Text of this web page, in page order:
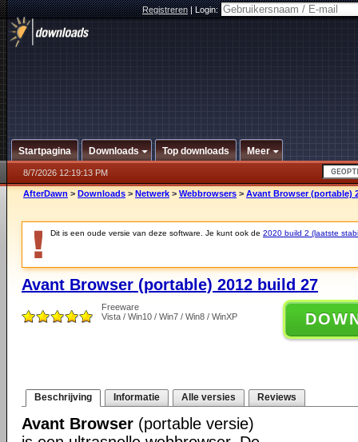
Registreren|Login:
Startpagina Downloads Top downloads Meer
8/7/2026 12:19:13 PM
AfterDawn > Downloads > Netwerk > Webbrowsers > Avant Browser (portable)
Dit is een oude versie van deze software. Je kunt ook de 2020 build 2 (laatste
Avant Browser (portable) 2012 build 27
Freeware
Vista / Win10 / Win7 / Win8 / WinXP
Beschrijving Informatie Alle versies Reviews
Avant Browser (portable versie)